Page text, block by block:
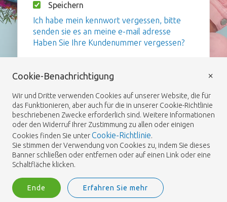
Speichern
Ich habe mein kennwort vergessen, bitte
senden sie es an meine e-mail adresse
Haben Sie Ihre Kundenummer vergessen?
Cookie-Benachrichtigung
Wir und Dritte verwenden Cookies auf unserer Website, die für
das Funktionieren, aber auch für die in unserer Cookie-Richtlinie
beschriebenen Zwecke erforderlich sind. Weitere Informationen
oder den Widerruf Ihrer Zustimmung zu allen oder einigen
Cookies finden Sie unterCookie-Richtlinie.
Sie stimmen der Verwendung von Cookies zu, indem Sie dieses
Banner schließen oder entfernen oder auf einen Link oder eine
Schaltfläche klicken.
Ende Erfahren Sie mehr
×